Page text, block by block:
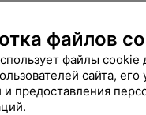
файлов
файлы cookie
сайта,
и предоставления